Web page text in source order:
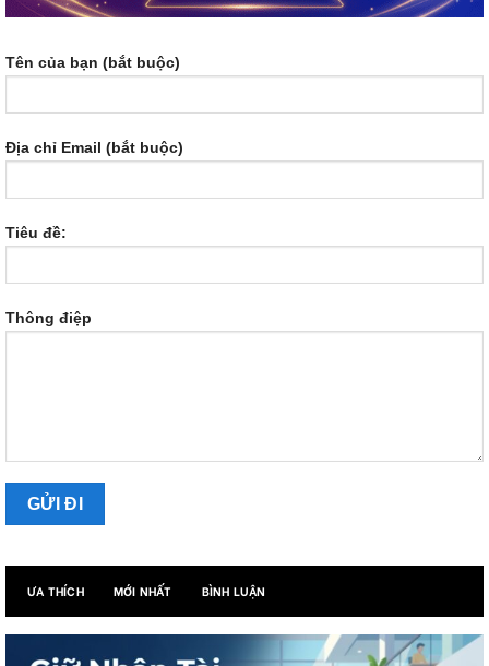
Tên của bạn (bắt buộc)
Địa chỉ Email (bắt buộc)
Tiêu đề:
Thông điệp
ƯA THÍCH MỚI NHẤT BÌNH LUẬN